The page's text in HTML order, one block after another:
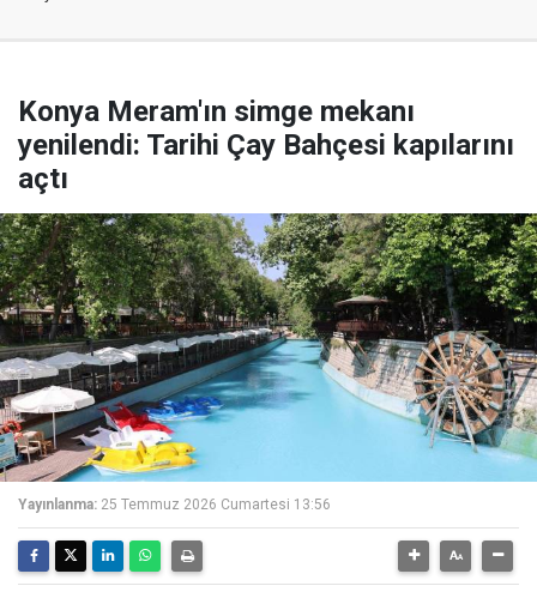
Konya Meram'ın simge mekanı
yenilendi: Tarihi Çay Bahçesi kapılarını
açtı
Yayınlanma: 25 Temmuz 2026 Cumartesi 13:56